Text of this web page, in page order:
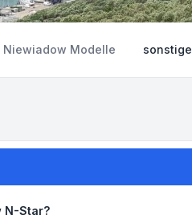
Niewiadow Modelle sonstige
N-Star?